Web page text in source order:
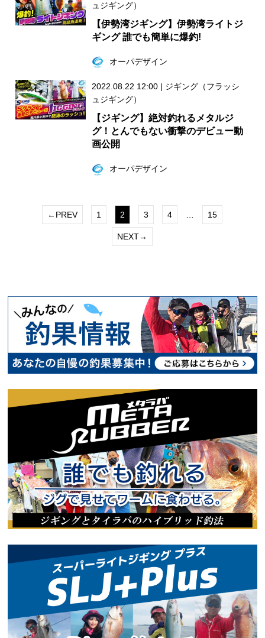
ュジギング）
【伊勢湾ジギング】伊勢湾ライトジ
ギング 誰でも簡単に爆釣!
オーパデザイン
2022.08.22 12:00| ジギング（フラッシ
ュジギング）
【ジギング】絶対釣れるメタルジ
グ！とんでもない衝撃のデビュー動
画公開
オーパデザイン
←PREV 1 2 3 4 15
NEXT→